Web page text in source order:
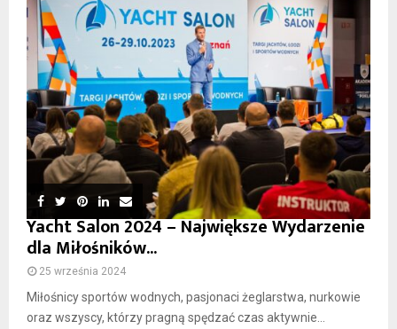
Yacht Salon 2024 – Największe Wydarzenie
dla Miłośników...
25 września 2024
Miłośnicy sportów wodnych, pasjonaci żeglarstwa, nurkowie
oraz wszyscy, którzy pragną spędzać czas aktywnie...